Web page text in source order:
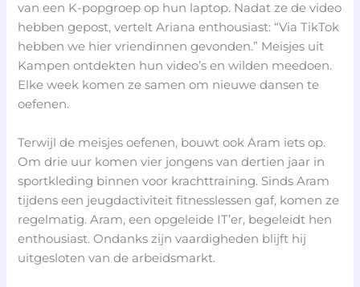
van een K-popgroep op hun laptop. Nadat ze de video
hebben gepost, vertelt Ariana enthousiast: “Via TikTok
hebben we hier vriendinnen gevonden.” Meisjes uit
Kampen ontdekten hun video’s en wilden meedoen.
Elke week komen ze samen om nieuwe dansen te
oefenen.
Terwijl de meisjes oefenen, bouwt ook Aram iets op.
Om drie uur komen vier jongens van dertien jaar in
sportkleding binnen voor krachttraining. Sinds Aram
tijdens een jeugdactiviteit fitnesslessen gaf, komen ze
regelmatig. Aram, een opgeleide IT’er, begeleidt hen
enthousiast. Ondanks zijn vaardigheden blijft hij
uitgesloten van de arbeidsmarkt.